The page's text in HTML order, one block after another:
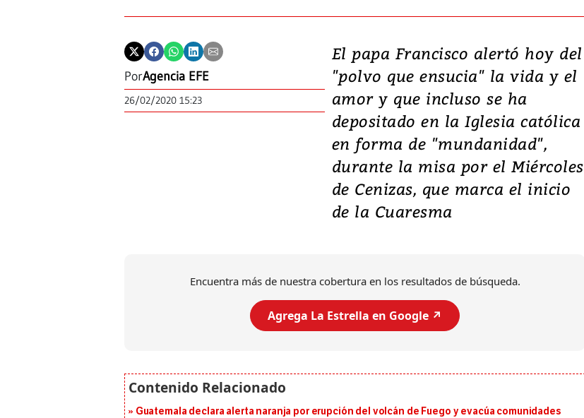
PorAgencia EFE
26/02/2020 15:23
El papa Francisco alertó hoy del
"polvo que ensucia" la vida y el
amor y que incluso se ha
depositado en la Iglesia católica
en forma de "mundanidad",
durante la misa por el Miércoles
de Cenizas, que marca el inicio
de la Cuaresma
Encuentra más de nuestra cobertura en los resultados de búsqueda.
Agrega La Estrella en Google ↗️
Guatemala declara alerta naranja por erupción del volcán de Fuego y evacúa comunidades
Video, Japón: Terremoto
deja heridos y graves
daños en Kumamoto
7,1 se registró este martes 28 de
julio en la prefectura de Kumamoto,
al sur de Japón, provocando una
emergencia de gran